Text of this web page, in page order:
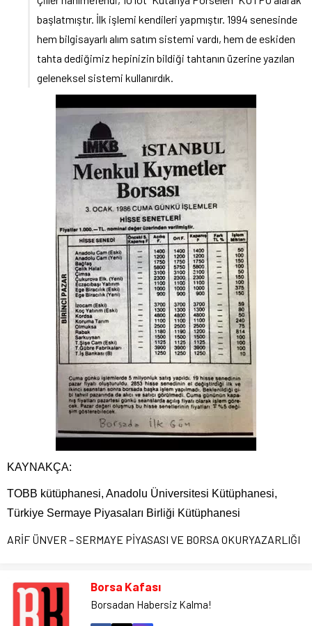
başlatmıştır. İlk işlemi kendileri yapmıştır. 1994 senesinde
hem bilgisayarlı alım satım sistemi vardı, hem de eskiden
tahta dediğimiz hepinizin bildiği tahtanın üzerine yazılan
geleneksel sistemi kullanırdık.
KAYNAKÇA:
TOBB kütüphanesi, Anadolu Üniversitesi Kütüphanesi,
Türkiye Sermaye Piyasaları Birliği Kütüphanesi
ARİF ÜNVER – SERMAYE PİYASASI VE BORSA OKURYAZARLIĞI
Borsa Kafası
Borsadan Habersiz Kalma!